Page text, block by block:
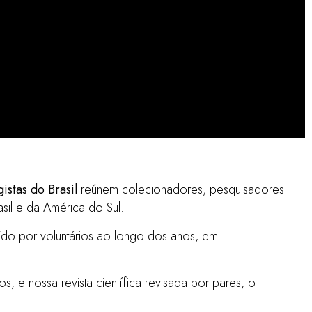
doce -
do Brasil reúnem colecionadores, pesquisadores
e da América do Sul.
por voluntários ao longo dos anos, em
e nossa revista científica revisada por pares, o